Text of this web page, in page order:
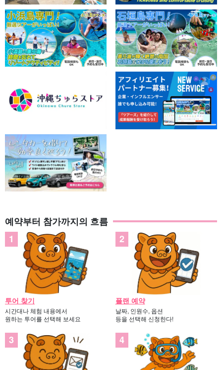
예약부터 참가까지의 흐름
투어 찾기
시간대나 체험 내용에서
원하는 투어를 선택해 보세요
플랜 예약
날짜, 인원수, 옵션
등을 선택해 신청한다!